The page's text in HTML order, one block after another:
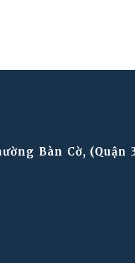
Bàn Cờ, (Quận